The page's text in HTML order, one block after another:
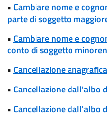
• Cambiare nome e
parte di soggetto
• Cambiare nome e
conto di soggetto
• Cancellazione
• Cancellazione dall'albo
• Cancellazione dall'albo